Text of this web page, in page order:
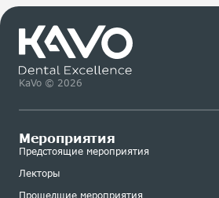
KaVo © 2026
Мероприятия
Предстоящие мероприятия
Лекторы
Прошедшие мероприятия